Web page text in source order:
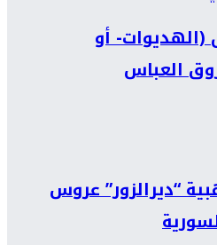
(الهديوات- أو
العباس
“ديرالزور” عروس